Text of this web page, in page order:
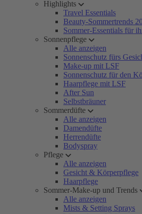
Highlights
Travel Essentials
Beauty-Sommertrends
Sommer-Essentials für
Sonnenpflege
Alle anzeigen
Sonnenschutz fürs
Make-up mit LSF
Sonnenschutz für den
Haarpflege mit LSF
After Sun
Selbstbräuner
Sommerdüfte
Alle anzeigen
Damendüfte
Herrendüfte
Bodyspray
Pflege
Alle anzeigen
Gesicht & Körperpflege
Haarpflege
Sommer-Make-up und Trends
Alle anzeigen
Mists & Setting Sprays